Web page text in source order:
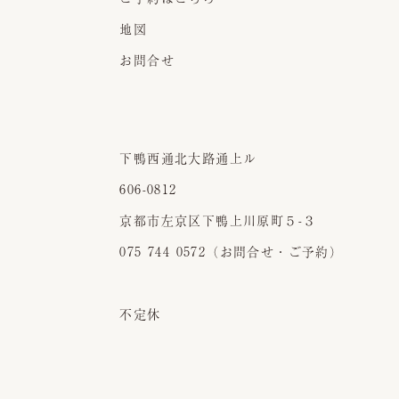
地図
お問合せ
下鴨西通北大路通上ル
606-0812
京都市左京区下鴨上川原町５-３
075 744 0572（お問合せ・ご予約）
不定休